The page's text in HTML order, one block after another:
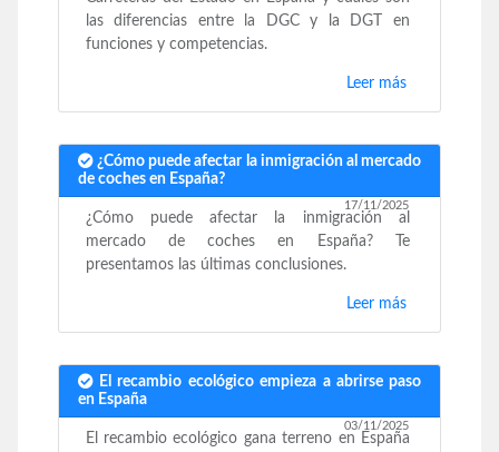
las diferencias entre la DGC y la DGT en
funciones y competencias.
Leer más
¿Cómo puede afectar la inmigración al mercado
de coches en España?
17/11/2025
¿Cómo puede afectar la inmigración al
mercado de coches en España? Te
presentamos las últimas conclusiones.
Leer más
El recambio ecológico empieza a abrirse paso
en España
03/11/2025
El recambio ecológico gana terreno en España